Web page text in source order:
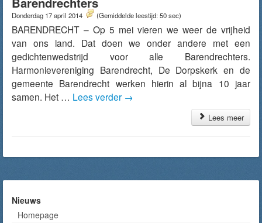
Donderdag 17 april 2014 (Gemiddelde leestijd: 50 sec)
BARENDRECHT – Op 5 mei vieren we weer de vrijheid
van ons land. Dat doen we onder andere met een
gedichtenwedstrijd voor alle Barendrechters.
Harmonievereniging Barendrecht, De Dorpskerk en de
gemeente Barendrecht werken hierin al bijna 10 jaar
samen. Het … Lees verder →
Lees meer
Nieuws
Homepage